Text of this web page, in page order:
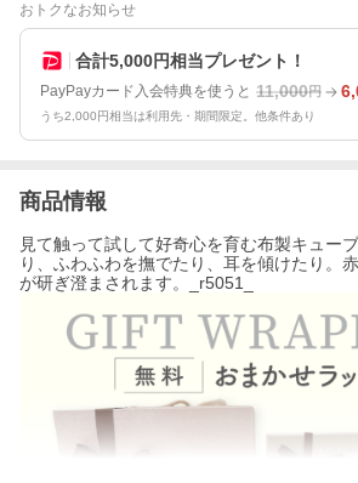
おトクなお知らせ
合計5,000円相当プレゼント！
PayPayカード入会特典を使うと 11,000円
うち2,000円相当は利用先・期間限定。他条件あり
商品情報
見て触って試して好奇心を育む布製キュー
り、ふわふわを撫でたり、耳を傾けたり。
が研ぎ澄まされます。_r5051_